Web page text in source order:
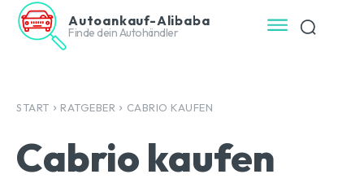
Autoankauf-Alibaba
Finde dein Autohändler
START RATGEBER CABRIO KAUFEN
Cabrio kaufen